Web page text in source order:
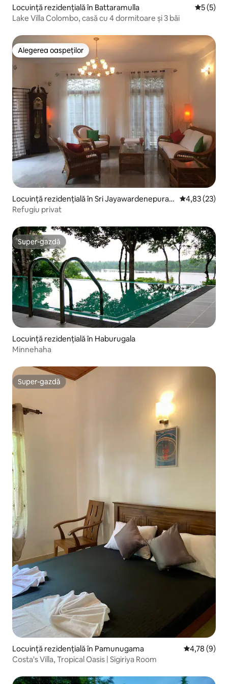
Locuință rezidențială în Battaramulla Scor
5 (5)
Lake Villa Colombo, casă cu 4 dormitoare și 3 băi
Alegerea oaspeților
Alegerea oaspeților
Locuință rezidențială în Sri Jayawardenepura K
otte
Scor mediu
4,83 (23)
Refugiu privat
Super-gazdă
Super-gazdă
Locuință rezidențială în Haburugala
Minnehaha
Super-gazdă
Super-gazdă
Locuință rezidențială în Pamunugama Scor mediu
4,78 (9)
Costa's Villa, Tropical Oasis | Sigiriya Room